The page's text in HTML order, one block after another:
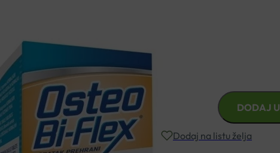
Doprinosi zdravlju
rekreativcima i starijim
FLEX
DODAJ
Dodaj na listu želja